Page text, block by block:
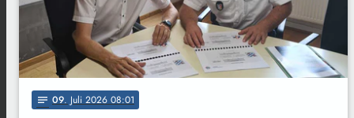
notes 09. Juli 2026 08:01